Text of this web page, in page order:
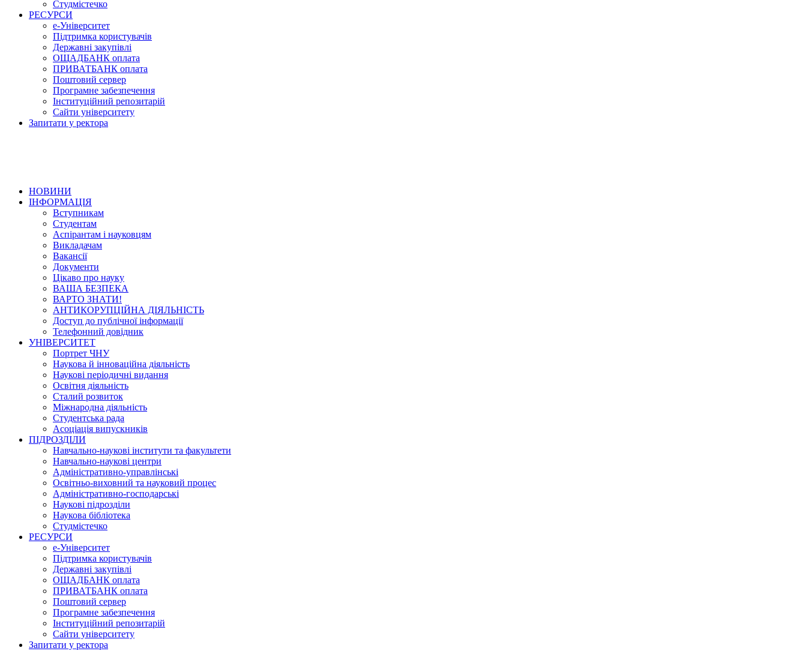
Студмістечко
РЕСУРСИ
е-Університет
Підтримка користувачів
Державні закупівлі
ОЩАДБАНК оплата
ПРИВАТБАНК оплата
Поштовий сервер
Програмне забезпечення
Інституційний репозитарій
Сайти університету
Запитати у ректора
НОВИНИ
ІНФОРМАЦІЯ
Вступникам
Студентам
Аспірантам і науковцям
Викладачам
Вакансії
Документи
Цікаво про науку
ВАША БЕЗПЕКА
ВАРТО ЗНАТИ!
АНТИКОРУПЦІЙНА ДІЯЛЬНІСТЬ
Доступ до публічної інформації
Телефонний довідник
УНІВЕРСИТЕТ
Портрет ЧНУ
Наукова й інноваційна діяльність
Наукові періодичні видання
Освітня діяльність
Сталий розвиток
Міжнародна діяльність
Студентська рада
Асоціація випускників
ПІДРОЗДІЛИ
Навчально-наукові інститути та факультети
Навчально-наукові центри
Адміністративно-управлінські
Освітньо-виховний та науковий процес
Адміністративно-господарські
Наукові підрозділи
Наукова бібліотека
Студмістечко
РЕСУРСИ
е-Університет
Підтримка користувачів
Державні закупівлі
ОЩАДБАНК оплата
ПРИВАТБАНК оплата
Поштовий сервер
Програмне забезпечення
Інституційний репозитарій
Сайти університету
Запитати у ректора